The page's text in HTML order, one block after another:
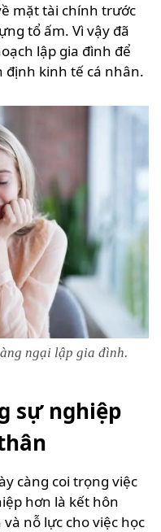
mặt tài chính trước
tổ ấm. Vì vậy đã
lập gia đình để
định kinh tế cá nhân.
ngại lập gia đình.
sự nghiệp
càng coi trọng việc
hơn là kết hôn
nỗ lực cho việc học